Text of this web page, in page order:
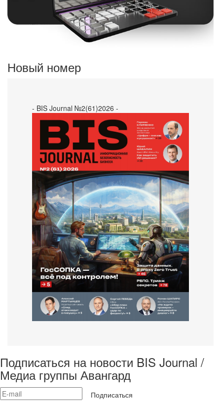
Новый номер
- BIS Journal №2(61)2026 -
Подписаться на новости BIS Journal /
Медиа группы Авангард
Подписаться